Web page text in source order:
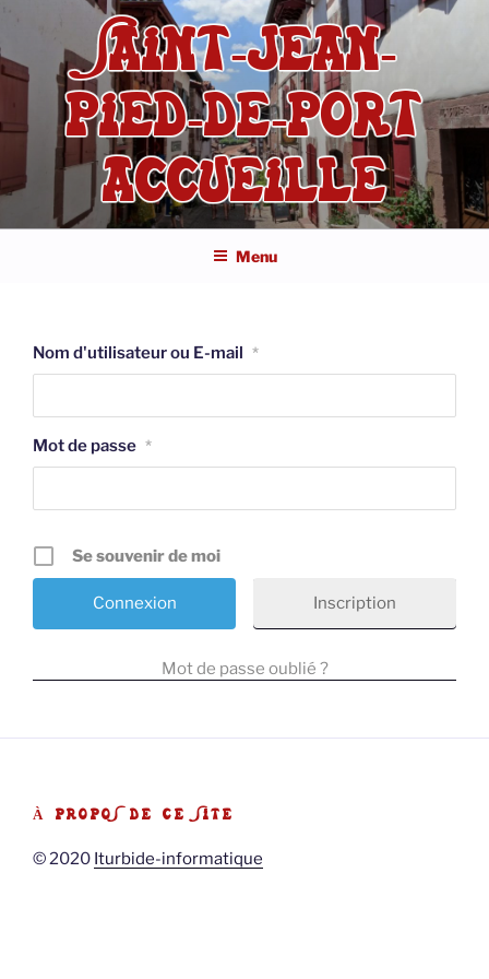
contenu
principal
SAINT-JEAN-
PIED-DE-PORT
ACCUEILLE
Menu
Nom d'utilisateur ou E-mail *
Mot de passe *
Se souvenir de moi
Inscription
Mot de passe oublié ?
À PROPOS DE CE SITE
© 2020 Iturbide-informatique